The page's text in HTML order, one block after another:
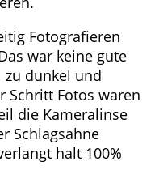
Fotografieren
war keine gute
zu dunkel und
Schritt Fotos waren
die Kameralinse
Schlagsahne
halt 100%